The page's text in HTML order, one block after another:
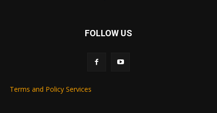
FOLLOW US
Terms and Policy Services